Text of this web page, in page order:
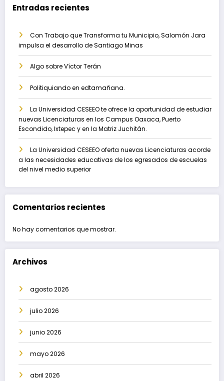
Entradas recientes
Con Trabajo que Transforma tu Municipio, Salomón Jara
impulsa el desarrollo de Santiago Minas
Algo sobre Víctor Terán
Politiquiando en edtamañana.
La Universidad CESEEO te ofrece la oportunidad de estudiar
nuevas Licenciaturas en los Campus Oaxaca, Puerto
Escondido, Ixtepec y en la Matriz Juchitán.
La Universidad CESEEO oferta nuevas Licenciaturas acorde
a las necesidades educativas de los egresados de escuelas
del nivel medio superior
Comentarios recientes
No hay comentarios que mostrar.
Archivos
agosto 2026
julio 2026
junio 2026
mayo 2026
abril 2026